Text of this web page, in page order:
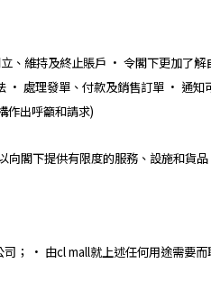
、維持及終止賬戶 • 令閣下更加了解
• 處理發單、付款及銷售訂單 • 通知
作出呼籲和請求)
閣下提供有限度的服務、設施和貨品
； • 由cl mall就上述任何用途需要